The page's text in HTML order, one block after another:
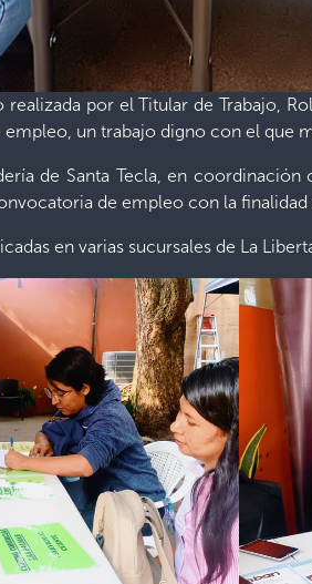
por el Titular de Trabajo,
un trabajo digno con el que
de Santa Tecla, en
de empleo con la
en varias sucursales de La